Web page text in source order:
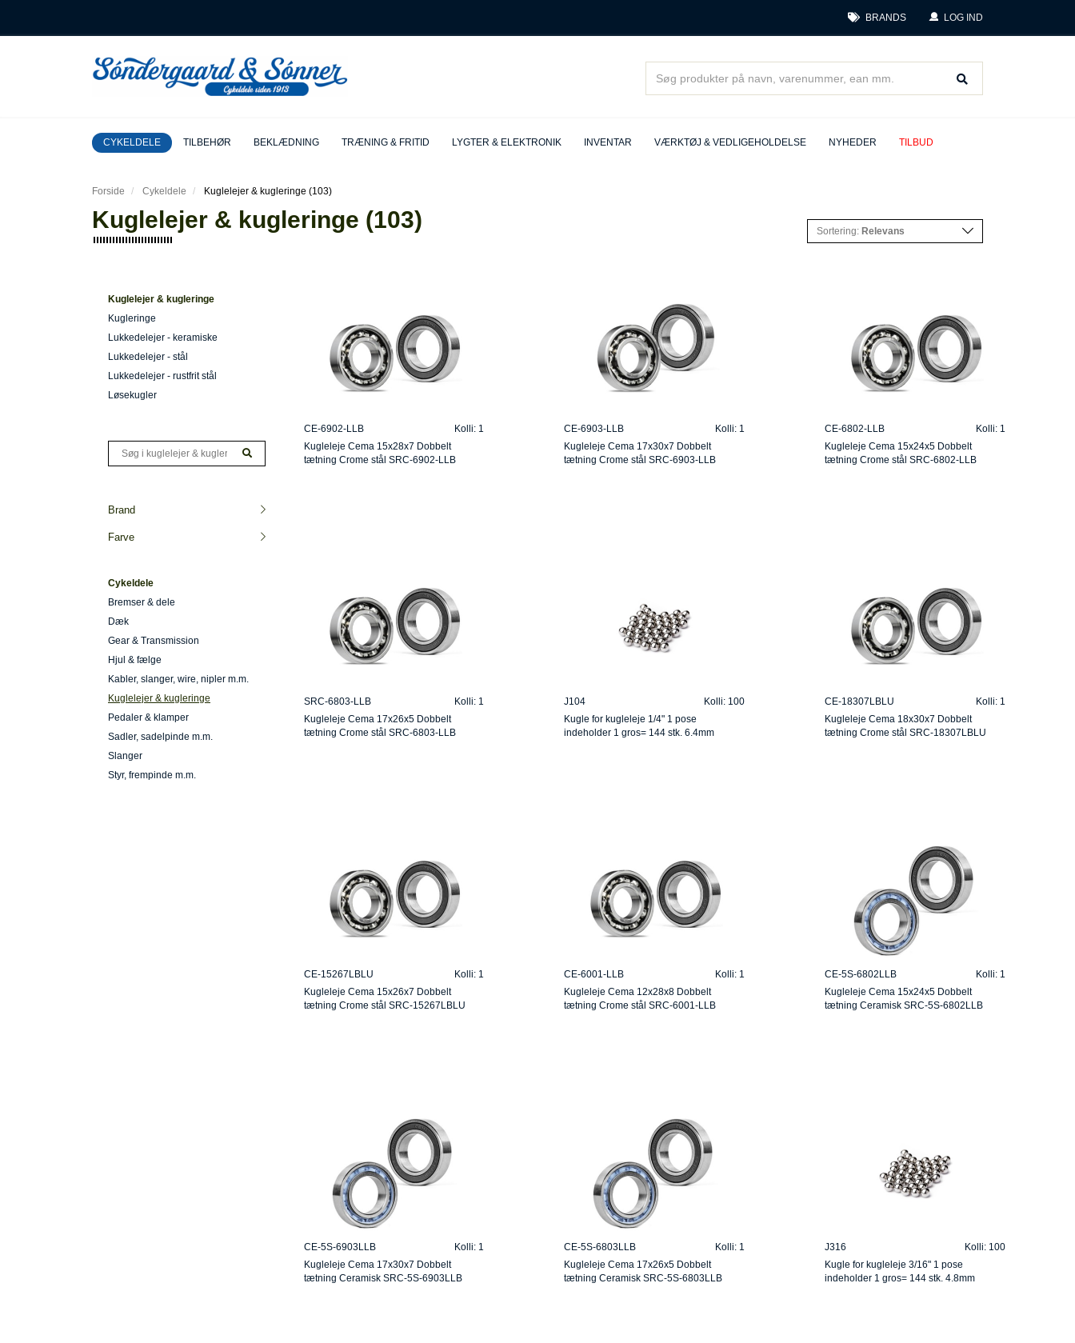
BRANDS LOG IND
CYKELDELE TILBEHØR BEKLÆDNING TRÆNING & FRITID LYGTER & ELEKTRONIK INVENTAR VÆRKTØJ & VEDLIGEHOLDELSE NYHEDER TILBUD
Forside Cykeldele Kuglelejer & kugleringe (103)
Kuglelejer & kugleringe (103) Sortering: Relevans
Kuglelejer & kugleringe
Kugleringe
Lukkedelejer - keramiske
Lukkedelejer - stål
Lukkedelejer - rustfrit stål
Løsekugler
Brand
Farve
Cykeldele
Bremser & dele
Dæk
Gear & Transmission
Hjul & fælge
Kabler, slanger, wire, nipler m.m.
Kuglelejer & kugleringe
Pedaler & klamper
Sadler, sadelpinde m.m.
Slanger
Styr, frempinde m.m.
CE-6902-LLB
Kolli: 1
Kugleleje Cema 15x28x7 Dobbelt
tætning Crome stål SRC-6902-LLB
CE-6903-LLB
Kolli: 1
Kugleleje Cema 17x30x7 Dobbelt
tætning Crome stål SRC-6903-LLB
CE-6802-LLB
Kolli: 1
Kugleleje Cema 15x24x5 Dobbelt
tætning Crome stål SRC-6802-LLB
SRC-6803-LLB
Kolli: 1
Kugleleje Cema 17x26x5 Dobbelt
tætning Crome stål SRC-6803-LLB
J104
Kolli: 100
Kugle for kugleleje 1/4" 1 pose
indeholder 1 gros= 144 stk. 6.4mm
CE-18307LBLU
Kolli: 1
Kugleleje Cema 18x30x7 Dobbelt
tætning Crome stål SRC-18307LBLU
CE-15267LBLU
Kolli: 1
Kugleleje Cema 15x26x7 Dobbelt
tætning Crome stål SRC-15267LBLU
CE-6001-LLB
Kolli: 1
Kugleleje Cema 12x28x8 Dobbelt
tætning Crome stål SRC-6001-LLB
CE-5S-6802LLB
Kolli: 1
Kugleleje Cema 15x24x5 Dobbelt
tætning Ceramisk SRC-5S-6802LLB
CE-5S-6903LLB
Kolli: 1
Kugleleje Cema 17x30x7 Dobbelt
tætning Ceramisk SRC-5S-6903LLB
CE-5S-6803LLB
Kolli: 1
Kugleleje Cema 17x26x5 Dobbelt
tætning Ceramisk SRC-5S-6803LLB
J316
Kolli: 100
Kugle for kugleleje 3/16" 1 pose
indeholder 1 gros= 144 stk. 4.8mm